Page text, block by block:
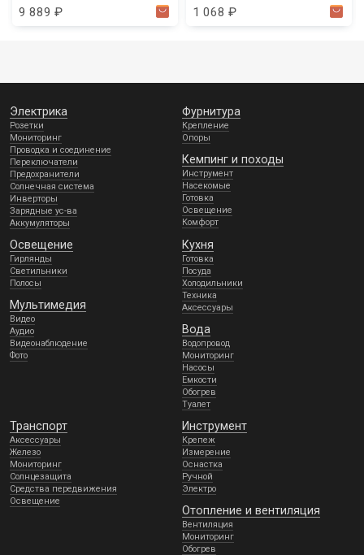
9 889 ₽ 1 068 ₽
Электрика
Розетки
Мониторинг
Проводка и соединение
Переключатели
Предохранители
Солнечная система
Инверторы
Зарядные ус-ва
Аккумуляторы
Фурнитура
Крепление
Опоры
Кемпинг и походы
Инструмент
Насекомые
Готовка
Освещение
Комфорт
Освещение
Гирлянды
Светильники
Полосы
Мультимедия
Видео
Аудио
Видеонаблюдение
Фото
Кухня
Готовка
Посуда
Холодильники
Техника
Аксессуары
Вода
Водопровод
Мониторинг
Насосы
Емкости
Обогрев
Туалет
Транспорт
Аксессуары
Железо
Мониторинг
Солнцезащита
Средства передвижения
Освещение
Инструмент
Крепеж
Измерение
Оснастка
Ручной
Электро
Отопление и вентиляция
Вентиляция
Мониторинг
Обогрев